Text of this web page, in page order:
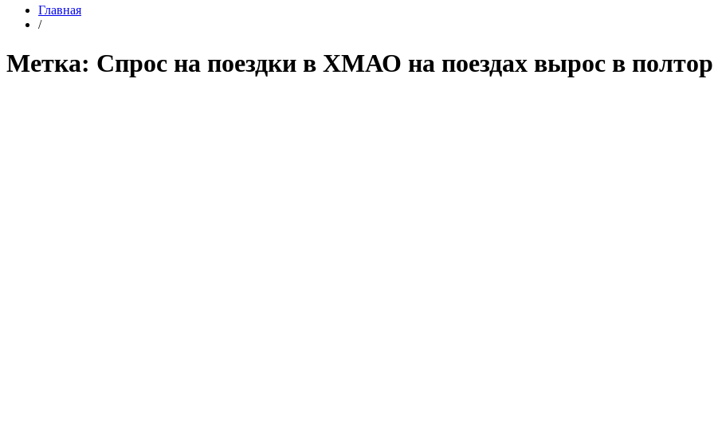
Главная
/
Метка: Спрос на поездки в ХМАО на поездах вырос в